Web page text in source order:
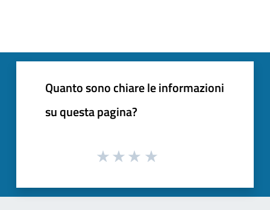
Quanto sono chiare le informazioni
su questa pagina?